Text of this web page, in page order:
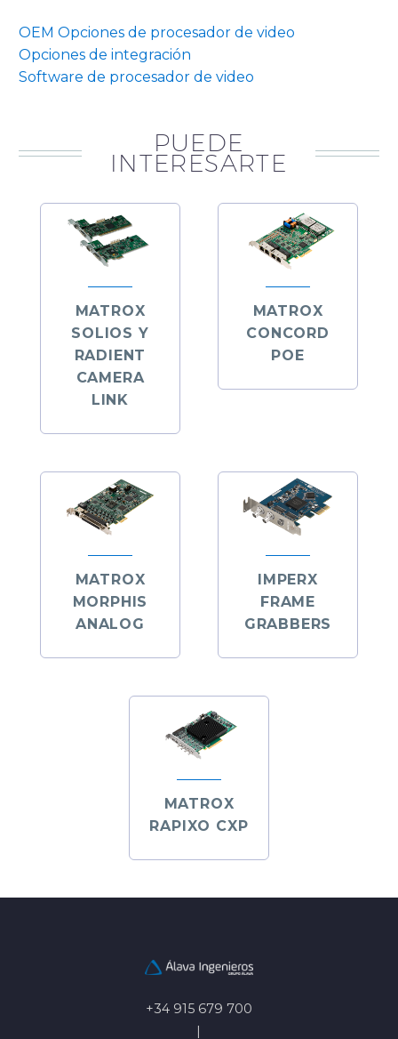
OEM Opciones de procesador de video
Opciones de integración
Software de procesador de video
PUEDE
INTERESARTE
MATROX
SOLIOS Y
RADIENT
CAMERA
LINK
MATROX
CONCORD
POE
MATROX
MORPHIS
ANALOG
IMPERX
FRAME
GRABBERS
MATROX
RAPIXO CXP
+34 915 679 700
|